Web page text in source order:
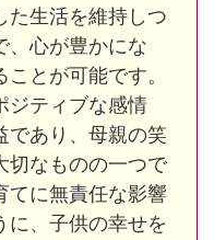
た生活を維持しつ
、心が豊かにな
とが可能です。
ジティブな感情
であり、母親の笑
切なものの一つで
てに無責任な影響
に、子供の幸せを